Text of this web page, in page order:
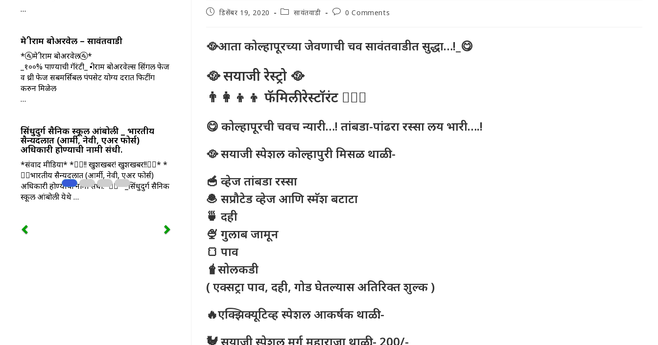
Postडिसेंबर 19, 2020
Postसावंतवाडी
Post0 Comments
🥘आता कोल्हापूरच्या जेवणाची चव सावंतवाडीत सुद्धा…!_😋
🥘 सयाजी रेस्ट्रो 🥘
👨‍👩‍👦‍👦 फॅमिली रेस्टॉरंट 👩‍❤️‍👨
😋 कोल्हापूरची चवच न्यारी…! तांबडा-पांढरा रस्सा लय भारी….!
🥘 सयाजी स्पेशल कोल्हापुरी मिसळ थाळी:-
🥣 व्हेज तांबडा रस्सा
🧆 सप्रौटेड व्हेज आणि स्मॅश बटाटा
🍵 दही
🍨 गुलाब जामून
🍞 पाव
🧋सोलकडी
( एक्सट्रा पाव, दही, गोड घेतल्यास अतिरिक्त शुल्क )
🔥एक्झिक्यूटिव्ह स्पेशल आकर्षक थाळी:-
🐓 सयाजी स्पेशल मुर्ग महाराजा थाळी:- 200/-
…
मे श्रीराम बोअरवेल – सावंतवाडी
*🚰मे श्रीराम बोअरवेल🚰*
_१००% पाण्याची गॅरंटी_ ▪️श्रीराम बोअरवेल्स सिंगल फेज
व थ्री फेज सबमर्सिबल पंपसेट योग्य दरात फिटींग
करुन मिळेल
…
सिंधुदुर्ग सैनिक स्कूल आंबोली _ भारतीय
सैन्यदलात (आर्मी, नेवी, एअर फोर्स)
अधिकारी होण्याची नामी संधी.
*संवाद मीडिया* *👮‍♂️!! खुशखबर! खुशखबर!!👮‍♂️* *
👮‍♂️भारतीय सैन्यदलात (आर्मी, नेवी, एअर फोर्स)
अधिकारी होण्याची नामी संधी.*👮‍♀️ *_सिंधुदुर्ग सैनिक
स्कूल आंबोली येथे …